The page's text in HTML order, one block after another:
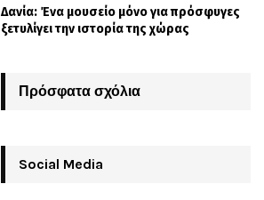
Δανία: Ένα μουσείο μόνο για πρόσφυγες
ξετυλίγει την ιστορία της χώρας
Πρόσφατα σχόλια
Social Media